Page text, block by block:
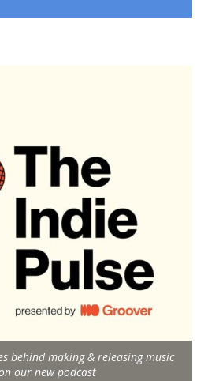
behind making & releasing music
our new podcast